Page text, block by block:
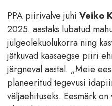
PPA piirivalve juhi Veiko
2025. aastaks lubatud
julgeolekuolukorra ning
jätkuvad kaasaegse piiri
järgneval aastal. „Meie
planeeritud tegevusi
väljaehituseks. Eesmärk